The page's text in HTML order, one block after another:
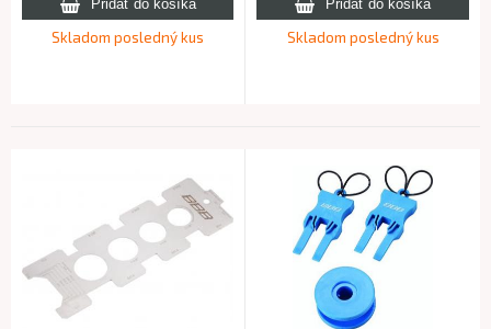
Skladom posledný kus Skladom posledný kus